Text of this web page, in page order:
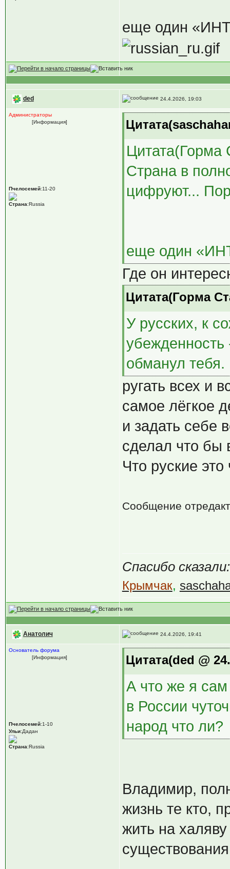
еще один
ded 24.4.2026, 19:03
Администраторы
[Информация]
Пчелосемей:11-20
Страна:Russia
Цитата(Горма
Страна в
цифруют...
еще один
Где он
Цитата(Горма
У русских, к
обманул тебя.
ругать всех и
самое лёгкое
и задать себе
сделал что бы
Что руские
Сообщение
Спасибо сказали:
Крымчак,
Анатолич 24.4.2026, 19:41
Основатель форума
[Информация]
Пчелосемей:1-10
Ульи:Дадан
Страна:Russia
Цитата(ded @
А что же я
в России
народ что ли?
Владимир,
жизнь те кто,
жить на